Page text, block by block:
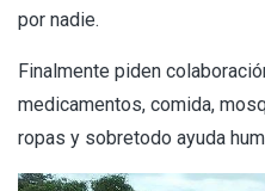
por nadie.
Finalmente piden
medicamentos, comida,
ropas y sobretodo ayuda